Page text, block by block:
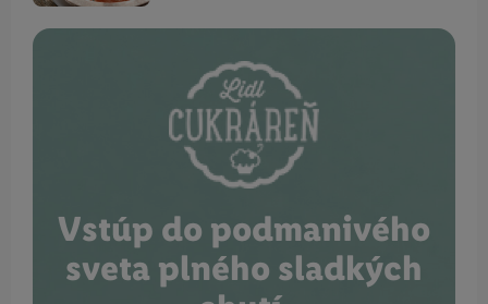
Vstúp do podmanivého
sveta plného sladkých